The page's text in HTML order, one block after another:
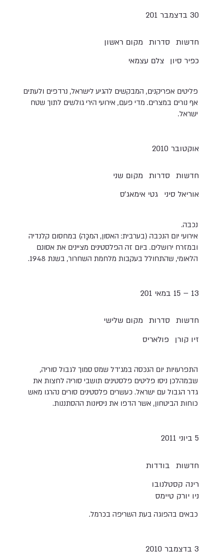
30 בדצמבר 201
מקום ראשון סדרות חדשות
צלם עצמאי כפיר סיון
פליטים אפריקנים, המבקשים להגיע לישראל, נרדפים ולעתים
אף נורים במצרים. מדי פעם, אירועי הירי גולשים לתוך שטח
ישראל.
אוקטובר 2010
מקום שני סדרות חדשות
גטי אימאג'ס
אוריאל סיני
נכבה.
אירועי יום הנכּבה (בערבית: האסון, המכָּה) במחסום קלנדיה
ובמזרח ירושלים. ביום זה הפלסטינים מציינים את אסונם
הלאומי, שהתחולל בעקבות מלחמת השחרור, בשנת 1948.
13 – 15 במאי 201
מקום שלישי סדרות חדשות
פולאריס זיו קורן
התפרעויות יום הנכּסה במג'דל שמס סמוך לגבול סוריה,
שבמהלכן ניסו פליטים פלסטינים תושבי סוריה לחצות את
גדר הגבול עם ישראל. כעשרים פלסטינים סורים נהרגו מאש
כוחות הביטחון, אשר הדפו את ניסיונות ההסתננות.
5 ביוני 2011
בודדות חדשות
רינה קסטלנובו
ניו יורק טיימס
כבאים בהפוגה בעת השריפה בכרמל.
3 בדצמבר 2010